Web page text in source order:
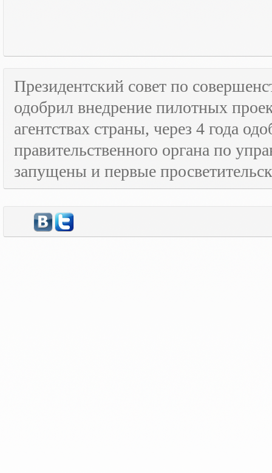
Президентский совет по
одобрил внедрение пилотных
агентствах страны, через 4 года
правительственного органа по
запущены и первые